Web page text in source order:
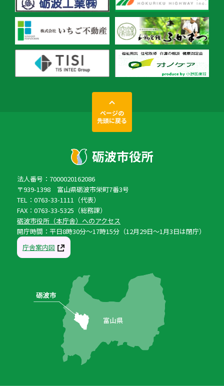
ページの
先頭に戻る
法人番号：7000020162086
〒939-1398 富山県砺波市栄町7番3号
TEL：0763-33-1111（代表）
FAX：0763-33-5325（総務課）
砺波市役所（本庁舎）へのアクセス
開庁時間：平日8時30分〜17時15分（12月29日〜1月3日は閉庁）
庁舎案内図